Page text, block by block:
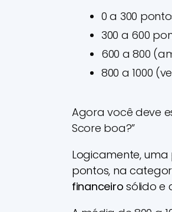
0 a 300
300 a 600
600 a 800
800 a 1000
Agora você deve
Score boa?”
Logicamente,
pontos, na
financeiro sólido e